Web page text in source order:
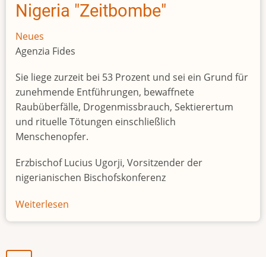
Nigeria "Zeitbombe"
Neues
Agenzia Fides
Sie liege zurzeit bei 53 Prozent und sei ein Grund für
zunehmende Entführungen, bewaffnete
Raubüberfälle, Drogenmissbrauch, Sektierertum
und rituelle Tötungen einschließlich
Menschenopfer.
Erzbischof Lucius Ugorji, Vorsitzender der
nigerianischen Bischofskonferenz
Weiterlesen
Jugendarbeitslosigkeit